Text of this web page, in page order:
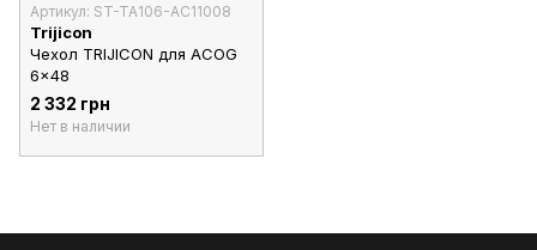
Артикул: ST-TA106-AC11008
Trijicon
Чехол TRIJICON для ACOG
6x48
2 332 грн
Нет в наличии